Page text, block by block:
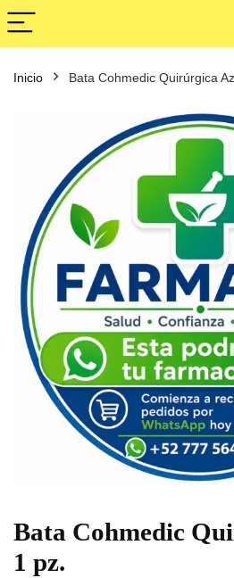
Inicio Bata Cohmedic Quirúrgica
Bata Cohmedic
1 pz.